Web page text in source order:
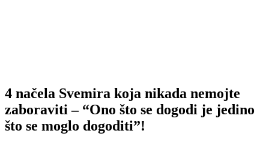
4 načela Svemira koja nikada nemojte
zaboraviti – “Ono što se dogodi je jedino
što se moglo dogoditi”!